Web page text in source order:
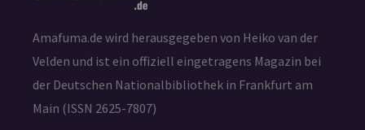
Amafuma.de wird herausgegeben von Heiko van der
Velden und ist ein offiziell eingetragens Magazin bei
der Deutschen Nationalbibliothek in Frankfurt am
Main (ISSN 2625-7807)